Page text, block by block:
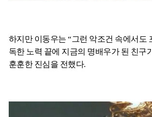
하지만 이동우는 “그런 악조건 속에서도
독한 노력 끝에 지금의 명배우가 된 친구
훈훈한 진심을 전했다.